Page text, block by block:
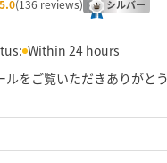
5.0(136 reviews) シルバー
Within 24 hours
ルをご覧いただきありがと
頃のお疲れに
ります☺️